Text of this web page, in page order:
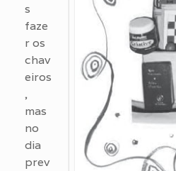
s
faze
r os
chav
eiros
,
mas
no
dia
prev